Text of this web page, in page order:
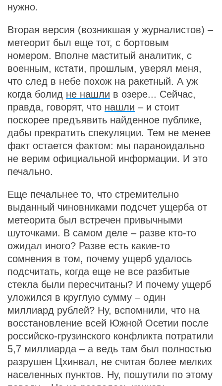
нужно.
Вторая версия (возникшая у журналистов) –
метеорит был еще тот, с бортовым
номером. Вполне маститый аналитик, с
военным, кстати, прошлым, уверял меня,
что след в небе похож на ракетный. А уж
когда болид не нашли в озере... Сейчас,
правда, говорят, что нашли – и стоит
поскорее предъявить найденное публике,
дабы прекратить спекуляции. Тем не менее
факт остается фактом: мы параноидально
не верим официальной информации. И это
печально.
Еще печальнее то, что стремительно
выданный чиновниками подсчет ущерба от
метеорита был встречен привычными
шуточками. В самом деле – разве кто-то
ожидал иного? Разве есть какие-то
сомнения в том, почему ущерб удалось
подсчитать, когда еще не все разбитые
стекла были пересчитаны? И почему ущерб
уложился в круглую сумму – один
миллиард рублей? Ну, вспомнили, что на
восстановление всей Южной Осетии после
российско-грузинского конфликта потратили
5,7 миллиарда – а ведь там был полностью
разрушен Цхинвал, не считая более мелких
населенных пунктов. Ну, пошутили по этому